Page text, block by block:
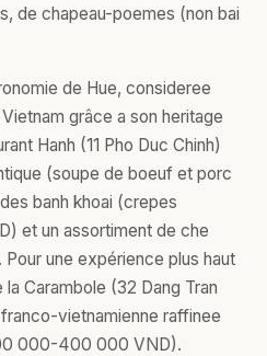
de chapeau-poemes (non bai
de Hue, consideree
grâce a son heritage
Hanh (11 Pho Duc Chinh)
(soupe de boeuf et porc
banh khoai (crepes
et un assortiment de che
une expérience plus haut
Carambole (32 Dang Tran
vietnamienne raffinee
000-400 000 VND).